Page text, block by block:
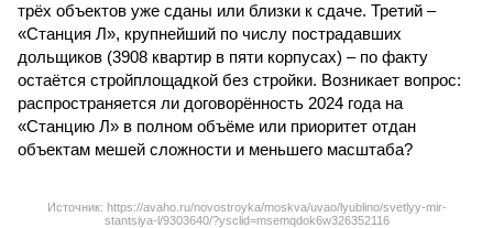
трёх объектов уже сданы или близки к сдаче. Третий –
«Станция Л», крупнейший по числу пострадавших
дольщиков (3908 квартир в пяти корпусах) – по факту
остаётся стройплощадкой без стройки. Возникает вопрос:
распространяется ли договорённость 2024 года на
«Станцию Л» в полном объёме или приоритет отдан
объектам мешей сложности и меньшего масштаба?
Источник: https://avaho.ru/novostroyka/moskva/uvao/lyublino/svetlyy-mir-
stantsiya-l/9303640/?ysclid=msemqdok6w326352116